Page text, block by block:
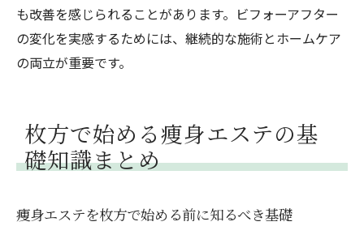
も改善を感じられることがあります。ビフォーアフター
の変化を実感するためには、継続的な施術とホームケア
の両立が重要です。
枚方で始める痩身エステの基
礎知識まとめ
痩身エステを枚方で始める前に知るべき基礎